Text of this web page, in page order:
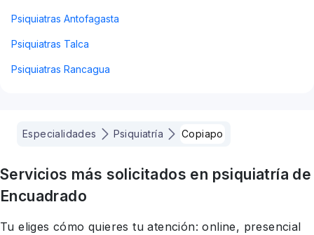
Psiquiatras Antofagasta
Psiquiatras Talca
Psiquiatras Rancagua
Especialidades Psiquiatría Copiapo
Servicios más solicitados en psiquiatría de
Encuadrado
Tu eliges cómo quieres tu atención: online, presencial